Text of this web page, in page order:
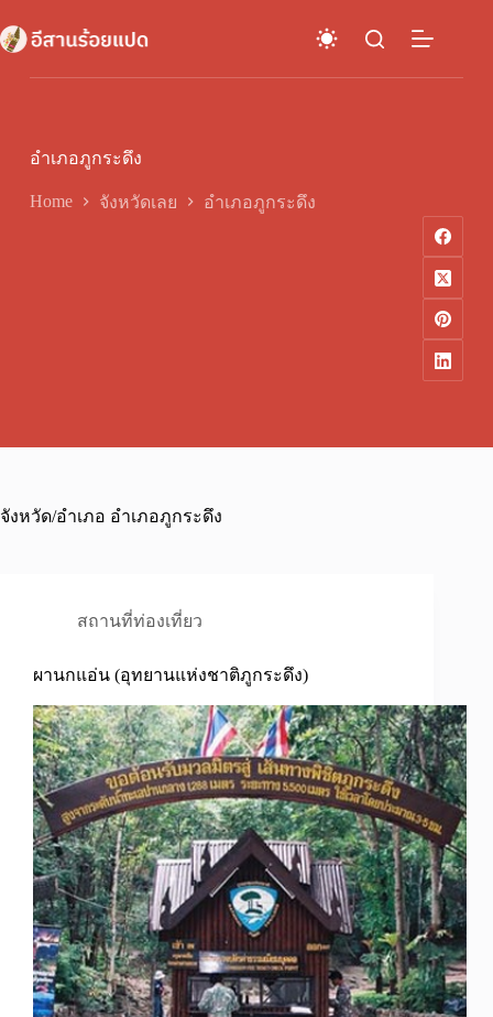
to
content
อำเภอภูกระดึง
Home จังหวัดเลย อำเภอภูกระดึง
จังหวัด/อำเภอ อำเภอภูกระดึง
สถานที่ท่องเที่ยว
ผานกแอ่น (อุทยานแห่งชาติภูกระดึง)